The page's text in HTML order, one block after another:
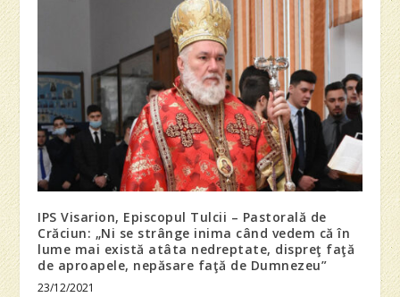
IPS Visarion, Episcopul Tulcii – Pastorală de
Crăciun: „Ni se strânge inima când vedem că în
lume mai există atâta nedreptate, dispreţ faţă
de aproapele, nepăsare faţă de Dumnezeu”
23/12/2021